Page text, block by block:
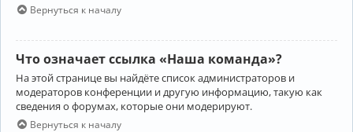
Вернуться к началу
Что означает ссылка «Наша команда»?
На этой странице вы найдёте список администраторов и
модераторов конференции и другую информацию, такую как
сведения о форумах, которые они модерируют.
Вернуться к началу